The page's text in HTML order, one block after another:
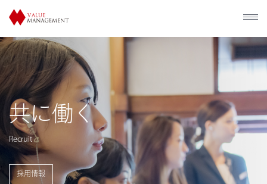
歴史的建造物の
利活用
Utilization of Historical Facilities